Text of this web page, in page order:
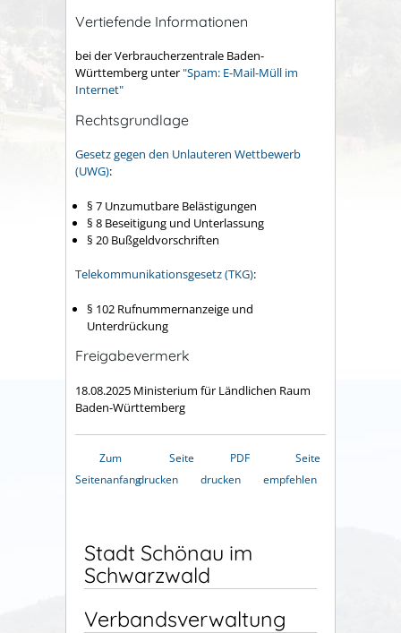
Vertiefende Informationen
bei der Verbraucherzentrale Baden-
Württemberg unter"Spam: E-Mail-Müll im
Internet"
Rechtsgrundlage
Gesetz gegen den Unlauteren Wettbewerb
(UWG):
§ 7 Unzumutbare Belästigungen
§ 8 Beseitigung und Unterlassung
§ 20 Bußgeldvorschriften
Telekommunikationsgesetz (TKG):
§ 102 Rufnummernanzeige und
Unterdrückung
Freigabevermerk
18.08.2025 Ministerium für Ländlichen Raum
Baden-Württemberg
Zum
Seitenanfang
Seite
drucken
PDF
drucken
Seite
empfehlen
Stadt Schönau im
Schwarzwald
Verbandsverwaltung